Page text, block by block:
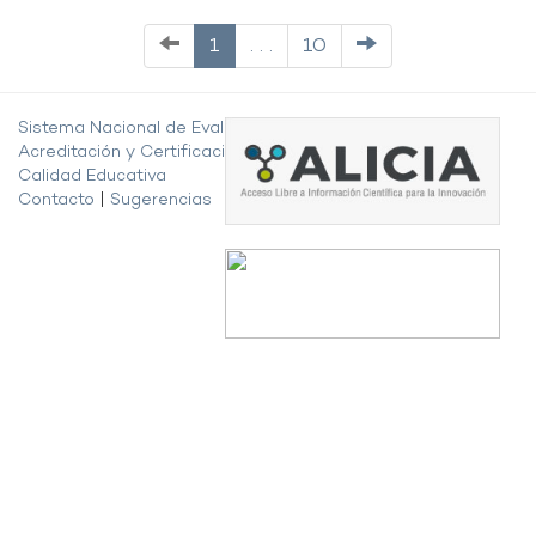
1 . . . 10
Sistema Nacional de Evaluación,
Acreditación y Certificación de la
Calidad Educativa
Contacto
Sugerencias